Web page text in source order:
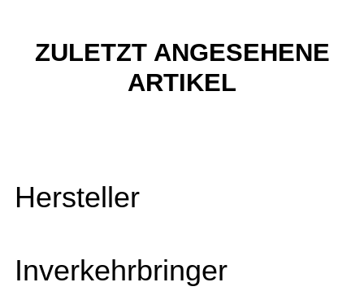
ZULETZT ANGESEHENE
ARTIKEL
Hersteller
Inverkehrbringer